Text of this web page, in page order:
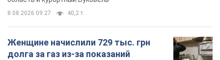
8.08.2026 09:27 40,2 т.
Женщине начислили 729 тыс. грн
долга за газ из-за показаний